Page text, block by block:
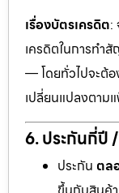
เรื่องบัตรเครดิต:
เครดิตในการทำ
— โดยทั่วไปจะต้อ
เปลี่ยนแปลงตาม
6. ประกันกี่ปี
ประกัน ตล